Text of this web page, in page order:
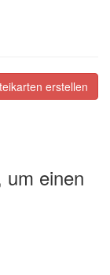
erstellen
um einen